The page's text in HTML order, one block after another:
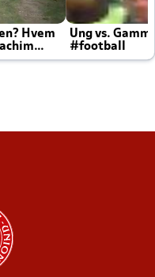
Hvem
Ung vs.
#football